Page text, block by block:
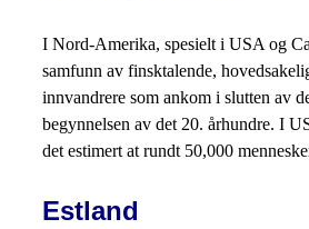
I Nord-Amerika, spesielt i USA og
samfunn av finsktalende,
innvandrere som ankom i slutten av
begynnelsen av det 20. århundre. I
det estimert at rundt 50,000
Estland